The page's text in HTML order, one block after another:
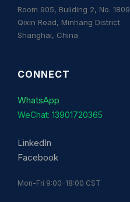
Room 905, Building 2, No. 1809
Qixin Road, Minhang District
Shanghai, China
CONNECT
WhatsApp
WeChat: 13901720365
LinkedIn
Facebook
Mon-Fri 9:00-18:00 CST